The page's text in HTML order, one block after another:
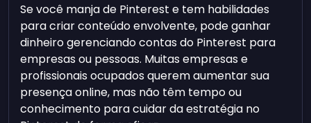
Se você manja de Pinterest e tem habilidades
para criar conteúdo envolvente, pode ganhar
dinheiro gerenciando contas do Pinterest para
empresas ou pessoas. Muitas empresas e
profissionais ocupados querem aumentar sua
presença online, mas não têm tempo ou
conhecimento para cuidar da estratégia no